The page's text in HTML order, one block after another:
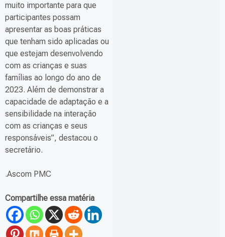
muito importante para que
participantes possam
apresentar as boas práticas
que tenham sido aplicadas ou
que estejam desenvolvendo
com as crianças e suas
famílias ao longo do ano de
2023. Além de demonstrar a
capacidade de adaptação e a
sensibilidade na interação
com as crianças e seus
responsáveis”, destacou o
secretário.
.Ascom PMC
Compartilhe essa matéria